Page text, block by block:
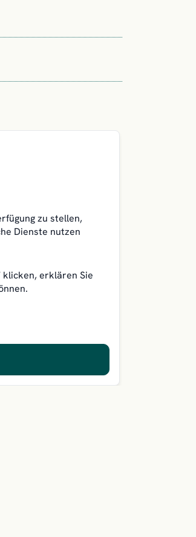
zu stellen,
Dienste nutzen
klicken, erklären Sie